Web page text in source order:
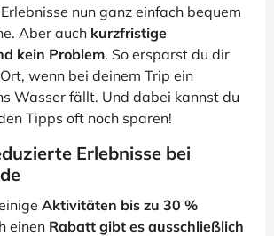
nun ganz einfach bequem
Aber auch kurzfristige
kein Problem. So ersparst du dir
wenn bei deinem Trip ein
Wasser fällt. Und dabei kannst du
Tipps oft noch sparen!
Erlebnisse bei
Aktivitäten bis zu 30 %
einen Rabatt gibt es ausschließlich